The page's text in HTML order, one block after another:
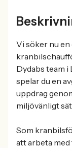
Vi söker nu
Dydabs team
spelar du en
uppdrag
miljövänligt
Som
att arbeta